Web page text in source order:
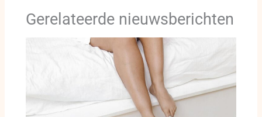
Gerelateerde nieuwsberichten